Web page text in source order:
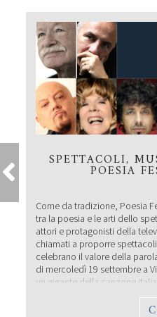
SPETTACOLI,
POESIA
Come da tradizione, Poesia
tra la poesia e le arti dello
attori e protagonisti della
chiamati a proporre
celebrano il valore della
di mercoledì 19 settembre a
un gigante della canzone